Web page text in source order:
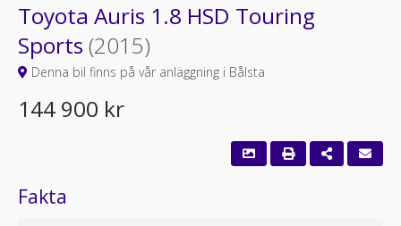
Toyota Auris 1.8 HSD Touring
Sports (2015)
Denna bil finns på vår anläggning i Bålsta
144 900 kr
Fakta